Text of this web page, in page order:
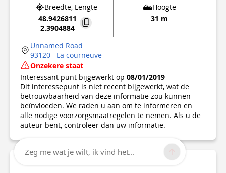
Breedte, Lengte
48.9426811
2.3904884
Hoogte
31 m
Unnamed Road
93120
La courneuve
Onzekere staat
Interessant punt bijgewerkt op 08/01/2019
Dit interessepunt is niet recent bijgewerkt, wat de
betrouwbaarheid van deze informatie zou kunnen
beïnvloeden. We raden u aan om te informeren en
alle nodige voorzorgsmaatregelen te nemen. Als u de
auteur bent, controleer dan uw informatie.
Zeg me wat je wilt, ik vind het...